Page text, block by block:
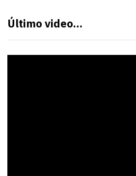
Último video…